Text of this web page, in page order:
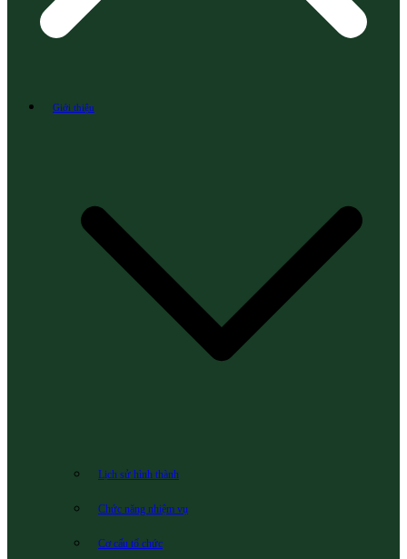
Giới thiệu
Lịch sử hình thành
Chức năng nhiệm vụ
Cơ cấu tổ chức